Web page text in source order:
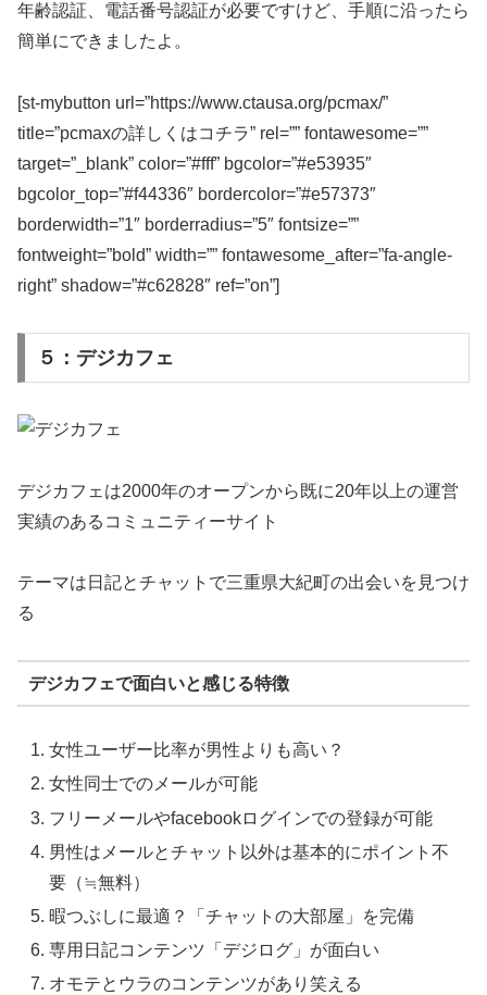
年齢認証、電話番号認証が必要ですけど、手順に沿ったら
簡単にできましたよ。
[st-mybutton url=”https://www.ctausa.org/pcmax/”
title=”pcmaxの詳しくはコチラ” rel=”” fontawesome=””
target=”_blank” color=”#fff” bgcolor=”#e53935″
bgcolor_top=”#f44336″ bordercolor=”#e57373″
borderwidth=”1″ borderradius=”5″ fontsize=””
fontweight=”bold” width=”” fontawesome_after=”fa-angle-
right” shadow=”#c62828″ ref=”on”]
５：デジカフェ
デジカフェは2000年のオープンから既に20年以上の運営
実績のあるコミュニティーサイト
テーマは日記とチャットで三重県大紀町の出会いを見つけ
る
デジカフェで面白いと感じる特徴
女性ユーザー比率が男性よりも高い？
女性同士でのメールが可能
フリーメールやfacebookログインでの登録が可能
男性はメールとチャット以外は基本的にポイント不
要（≒無料）
暇つぶしに最適？「チャットの大部屋」を完備
専用日記コンテンツ「デジログ」が面白い
オモテとウラのコンテンツがあり笑える